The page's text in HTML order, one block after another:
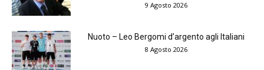
9 Agosto 2026
Nuoto – Leo Bergomi d’argento agli Italiani
8 Agosto 2026